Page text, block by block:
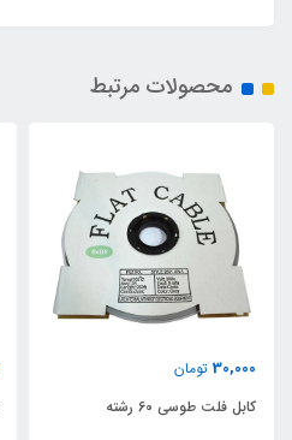
محصولات مرتبط
30,000 تومان
کابل فلت طوسی 60 رشته